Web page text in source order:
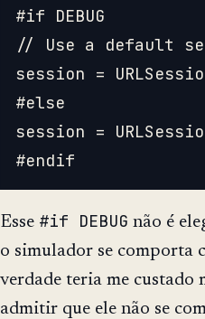
#if DEBUG
// Use a default
session =
#else
session =
Esse #if DEBUG não é
o simulador se comporta
verdade teria me custado
admitir que ele não se